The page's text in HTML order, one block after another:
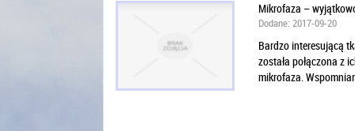
Mikrofaza –
Dodane: 2017-09-20
Bardzo interesującą
została połączona z
mikrofaza.